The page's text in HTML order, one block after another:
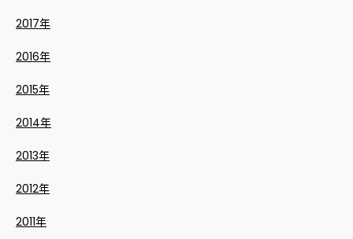
2017年
2016年
2015年
2014年
2013年
2012年
2011年